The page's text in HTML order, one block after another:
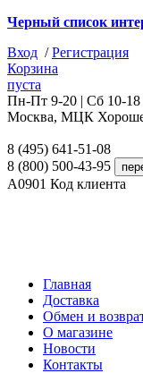
Черный список
Вход /Регистрация
Корзина
пуста
Пн-Пт 9-20 | Сб 10-18
Москва, МЦК
8 (495) 641-51-08
8 (800) 500-43-95
A0901 Код клиента
Главная
Доставка
Обмен и
О магазине
Новости
Контакты